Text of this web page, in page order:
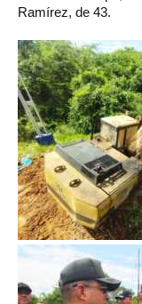
Ramírez, de 43.